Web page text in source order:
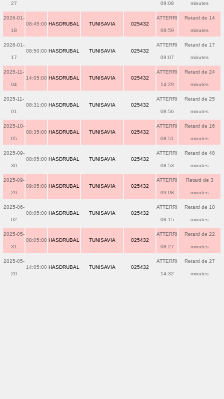
27 09:08 minutes
2026-01-
18
08:45:00 HASDRUBAL TUNISAVIA 025432
ATTERRI
08:59
Retard de 14
minutes
2026-01-
17
08:50:00 HASDRUBAL TUNISAVIA 025432
ATTERRI
09:07
Retard de 17
minutes
2025-11-
04
14:05:00 HASDRUBAL TUNISAVIA 025432
ATTERRI
14:29
Retard de 24
minutes
2025-11-
01
08:31:00 HASDRUBAL TUNISAVIA 025432
ATTERRI
08:56
Retard de 25
minutes
2025-10-
05
08:35:00 HASDRUBAL TUNISAVIA 025432
ATTERRI
08:51
Retard de 16
minutes
2025-09-
30
08:05:00 HASDRUBAL TUNISAVIA 025432
ATTERRI
08:53
Retard de 48
minutes
2025-09-
29
09:05:00 HASDRUBAL TUNISAVIA 025432
ATTERRI
09:08
Retard de 3
minutes
2025-06-
02
08:05:00 HASDRUBAL TUNISAVIA 025432
ATTERRI
08:15
Retard de 10
minutes
2025-05-
31
08:05:00 HASDRUBAL TUNISAVIA 025432
ATTERRI
08:27
Retard de 22
minutes
2025-05-
20
14:05:00 HASDRUBAL TUNISAVIA 025432
ATTERRI
14:32
Retard de 27
minutes